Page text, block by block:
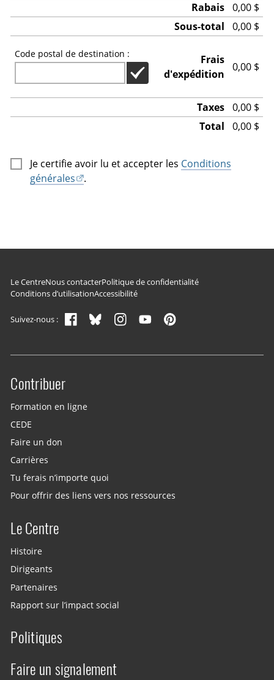
Rabais 0,00 $
Sous-total
0,00 $
Code postal de destination :
CODE POSTAL DE DESTINATION :
Frais
d'expédition
0,00 $
Taxes 0,00 $
Total
0,00 $
Je certifie avoir lu et accepter les Conditions
générales
.
Navigation du pied de page
Le CentreNous contacterPolitique de confidentialité
Conditions d’utilisationAccessibilité
Suivez-nous :
Site menu
Contribuer
Formation en ligne
CEDE
Faire un don
Carrières
Tu ferais n’importe quoi
Pour offrir des liens vers nos ressources
Le Centre
Histoire
Dirigeants
Partenaires
Rapport sur l’impact social
Politiques
Faire un signalement